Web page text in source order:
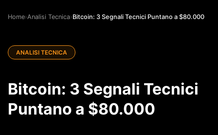
Home›Analisi Tecnica›Bitcoin: 3 Segnali Tecnici Puntano a $80.000
ANALISI TECNICA
Bitcoin: 3 Segnali Tecnici
Puntano a $80.000